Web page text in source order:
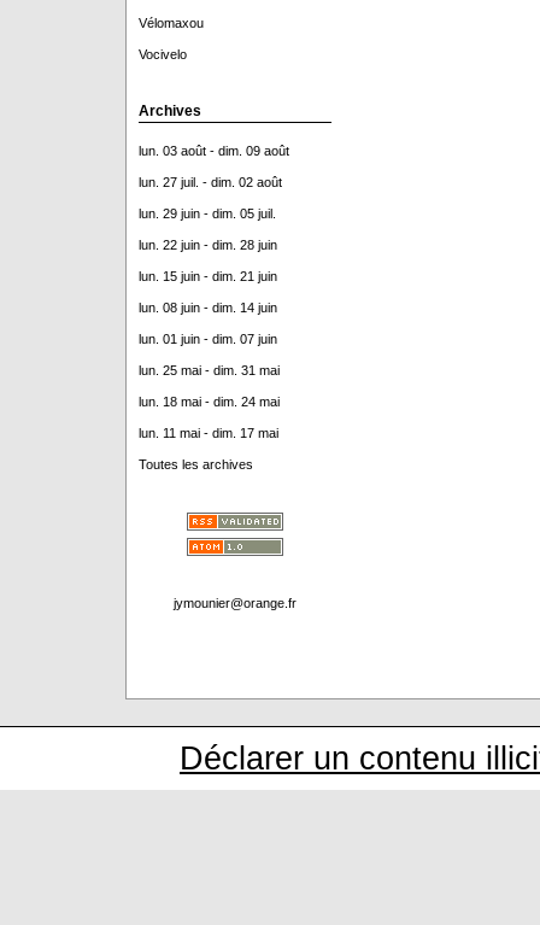
Vélomaxou
Vocivelo
Archives
lun. 03 août - dim. 09 août
lun. 27 juil. - dim. 02 août
lun. 29 juin - dim. 05 juil.
lun. 22 juin - dim. 28 juin
lun. 15 juin - dim. 21 juin
lun. 08 juin - dim. 14 juin
lun. 01 juin - dim. 07 juin
lun. 25 mai - dim. 31 mai
lun. 18 mai - dim. 24 mai
lun. 11 mai - dim. 17 mai
Toutes les archives
jymounier@orange.fr
Déclarer un contenu